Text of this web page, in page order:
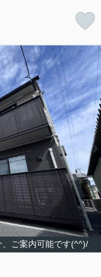
、ご案内可能です(^^)/